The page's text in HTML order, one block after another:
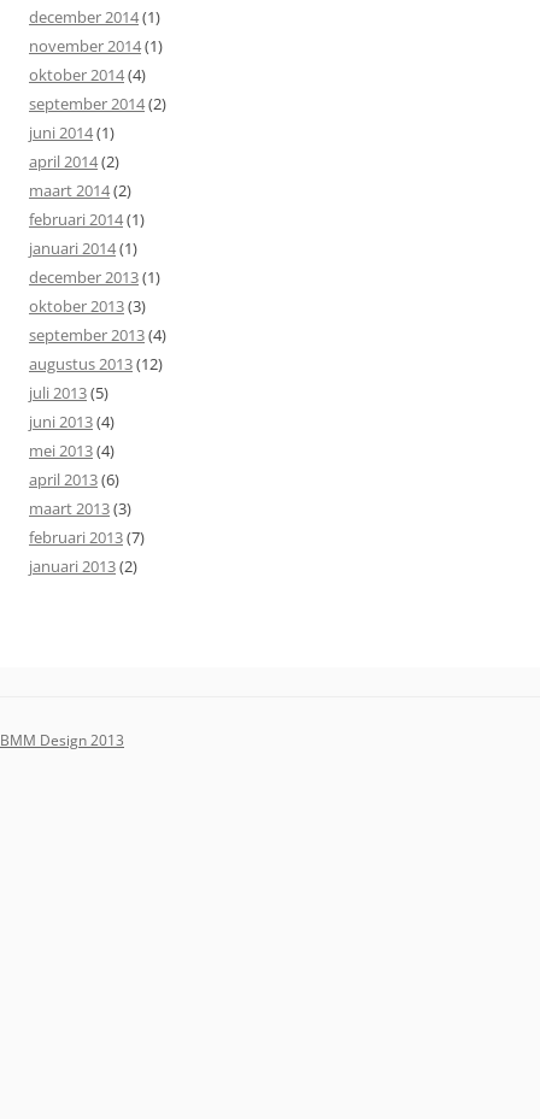
december 2014(1)
november 2014(1)
oktober 2014(4)
september 2014(2)
juni 2014(1)
april 2014(2)
maart 2014(2)
februari 2014(1)
januari 2014(1)
december 2013(1)
oktober 2013(3)
september 2013(4)
augustus 2013(12)
juli 2013(5)
juni 2013(4)
mei 2013(4)
april 2013(6)
maart 2013(3)
februari 2013(7)
januari 2013(2)
BMM Design 2013